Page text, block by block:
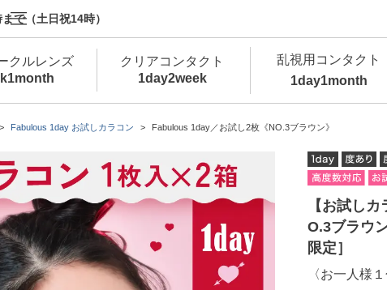
まで（土日祝14時）
Fabulous 1day お試しカラコン Fabulous 1day／お試し2枚《NO.3ブラウン》
【お試し
O.3ブラウ
限定］
〈お一人様
クルレンズ
1month
クリアコンタクト
1day2week
乱視用コンタクト
1day1month
新商品
新商品
新商品